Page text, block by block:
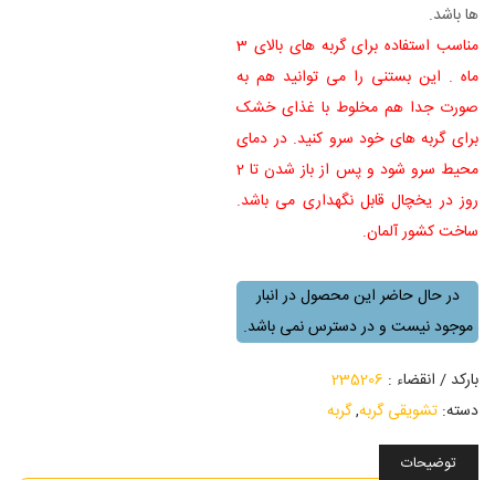
ها باشد.
مناسب استفاده برای گربه های بالای 3
ماه . این بستنی را می توانید هم به
صورت جدا هم مخلوط با غذای خشک
برای گربه های خود سرو کنید. در دمای
محیط سرو شود و پس از باز شدن تا 2
روز در یخچال قابل نگهداری می باشد.
ساخت کشور آلمان.
در حال حاضر این محصول در انبار
موجود نیست و در دسترس نمی باشد.
بارکد / انقضاء : 235206
دسته:تشویقی گربه,گربه
توضیحات